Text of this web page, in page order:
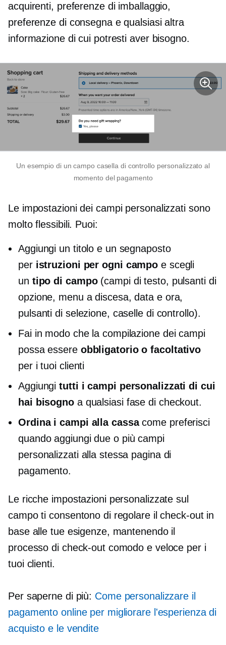
acquirenti, preferenze di imballaggio,
preferenze di consegna e qualsiasi altra
informazione di cui potresti aver bisogno.
Un esempio di un campo casella di controllo personalizzato al
momento del pagamento
Le impostazioni dei campi personalizzati sono
molto flessibili. Puoi:
Aggiungi un titolo e un segnaposto
per istruzioni per ogni campo e scegli
un tipo di campo(campi di testo, pulsanti di
opzione, menu a discesa, data e ora,
pulsanti di selezione, caselle di controllo).
Fai in modo che la compilazione dei campi
possa essere obbligatorio o facoltativo
per i tuoi clienti
Aggiungitutti i campi personalizzati di cui
hai bisognoa qualsiasi fase di checkout.
Ordina i campi alla cassacome preferisci
quando aggiungi due o più campi
personalizzati alla stessa pagina di
pagamento.
Le ricche impostazioni personalizzate sul
campo ti consentono di regolare il check-out in
base alle tue esigenze, mantenendo il
processo di check-out comodo e veloce per i
tuoi clienti.
Per saperne di più: Come personalizzare il
pagamento online per migliorare l'esperienza di
acquisto e le vendite